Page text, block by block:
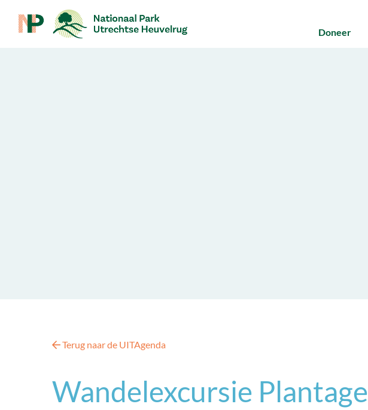
Doneer
Terug naar de UITAgenda
Wandelexcursie Plantage